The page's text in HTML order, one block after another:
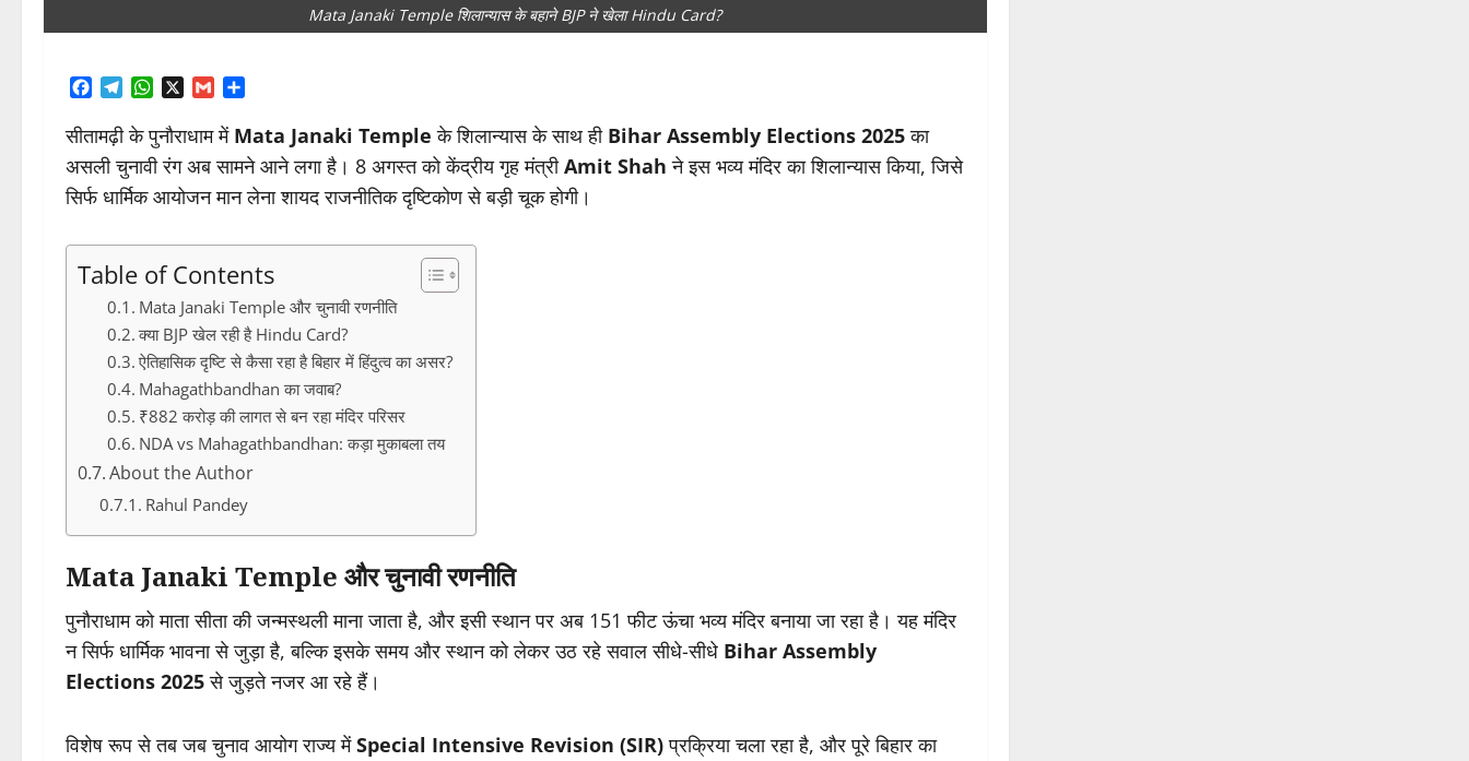
Mata Janaki Temple शिलान्यास के बहाने BJP ने खेला Hindu Card?
Facebook
TelegramWhatsAppGmail
सीतामढ़ी के पुनौराधाम में Mata Janaki Temple के शिलान्यास के साथ ही Bihar Assembly Elections 2025का
असली चुनावी रंग अब सामने आने लगा है। 8 अगस्त को केंद्रीय गृह मंत्रीAmit Shah ने इस भव्य मंदिर का शिलान्यास किया, जिसे
सिर्फ धार्मिक आयोजन मान लेना शायद राजनीतिक दृष्टिकोण से बड़ी चूक होगी।
Table of Contents
Mata Janaki Temple और चुनावी रणनीति
क्या BJP खेल रही है Hindu Card?
ऐतिहासिक दृष्टि से कैसा रहा है बिहार में हिंदुत्व का असर?
Mahagathbandhan का जवाब?
₹882 करोड़ की लागत से बन रहा मंदिर परिसर
NDA vs Mahagathbandhan: कड़ा मुकाबला तय
About the Author
Rahul Pandey
Mata Janaki Temple और चुनावी रणनीति
पुनौराधाम को माता सीता की जन्मस्थली माना जाता है, और इसी स्थान पर अब 151 फीट ऊंचा भव्य मंदिर बनाया जा रहा है। यह मंदिर
न सिर्फ धार्मिक भावना से जुड़ा है, बल्कि इसके समय और स्थान को लेकर उठ रहे सवाल सीधे-सीधे Bihar Assembly
Elections 2025से जुड़ते नजर आ रहे हैं।
विशेष रूप से तब जब चुनाव आयोग राज्य मेंSpecial Intensive Revision (SIR)प्रक्रिया चला रहा है, और पूरे बिहार का